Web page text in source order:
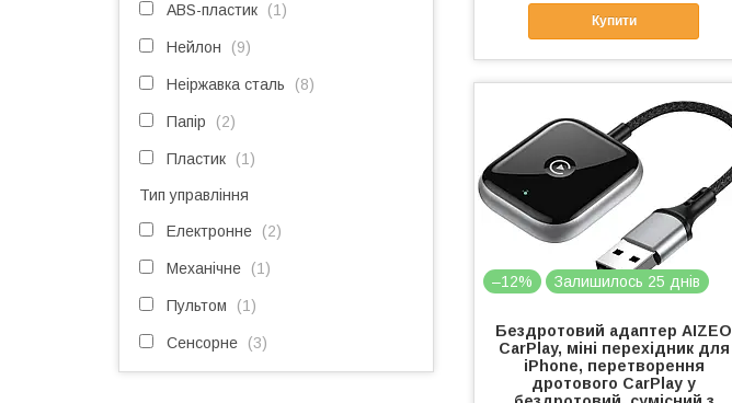
Купити
–12% Залишилось 25 днів
Бездротовий адаптер AIZEO
CarPlay, міні перехідник для
iPhone, перетворення
дротового CarPlay у
ABS-пластик 1
Нейлон 9
Неіржавка сталь 8
Папір 2
Пластик 1
Тип управління
Електронне 2
Механічне 1
Пультом 1
Сенсорне 3